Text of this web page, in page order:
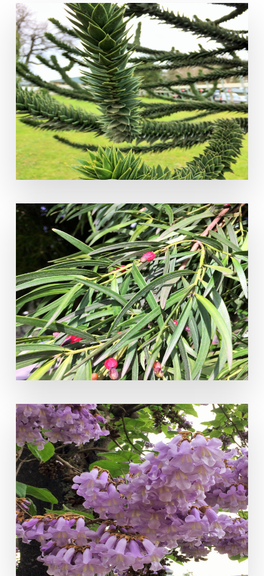
Araucaria araucana
Podocarpus saligna D. Don
Paulownia tomentosa (Thunb.)
Steud.